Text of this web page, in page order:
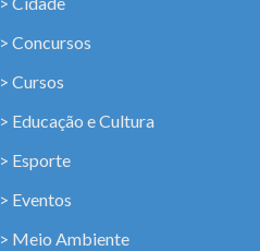
> Concursos
> Cursos
> Educação e Cultura
> Esporte
> Eventos
> Meio Ambiente